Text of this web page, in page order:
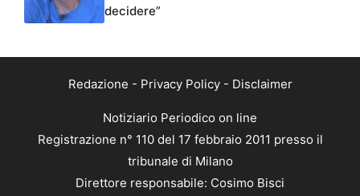
decidere”
Redazione - Privacy Policy- Disclaimer
Notiziario Periodico on line
Registrazione n° 110 del 17 febbraio 2011 presso il
tribunale di Milano
Direttore responsabile: Cosimo Bisci